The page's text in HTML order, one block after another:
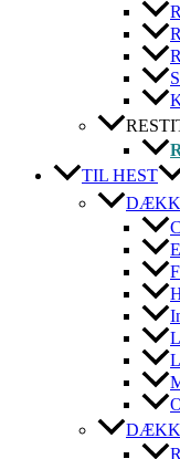
TIL HEST